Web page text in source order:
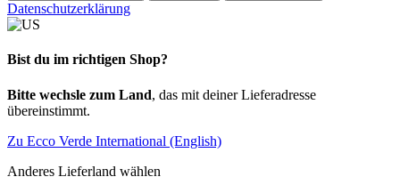
Datenschutzerklärung
Bist du im richtigen Shop?
Bitte wechsle zum Land, das mit deiner Lieferadresse
übereinstimmt.
Zu Ecco Verde International (English)
Anderes Lieferland wählen